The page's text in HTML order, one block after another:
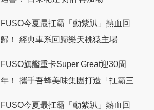
FUSO今夏最扛霸「動紫趴」熱血回
歸！ 經典車系回歸樂天桃猿主場
FUSO旗艦重卡Super Great迎30周
年！ 攜手吾蜂美味集團打造「扛霸三
FUSO今夏最扛霸「動紫趴」熱血回